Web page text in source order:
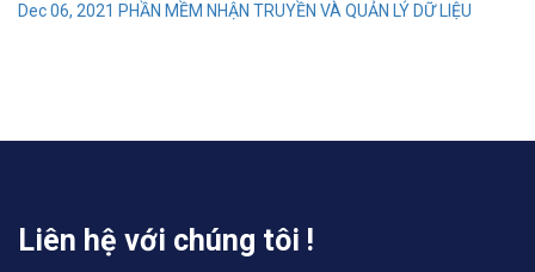
Dec 06, 2021 PHẦN MỀM NHẬN TRUYỀN VÀ QUẢN LÝ DỮ LIỆU
Liên hệ với chúng tôi !